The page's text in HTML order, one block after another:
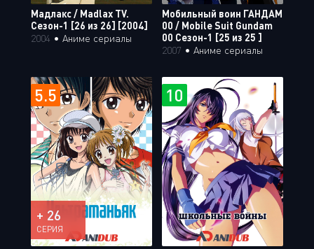
Мадлакс / Madlax TV.
Сезон-1 [26 из 26] [2004]
2004 • Аниме сериалы
Мобильный воин ГАНДАМ
00 / Mobile Suit Gundam
00 Сезон-1 [25 из 25 ]
2007 • Аниме сериалы
5.5
+ 26
СЕРИЯ
10